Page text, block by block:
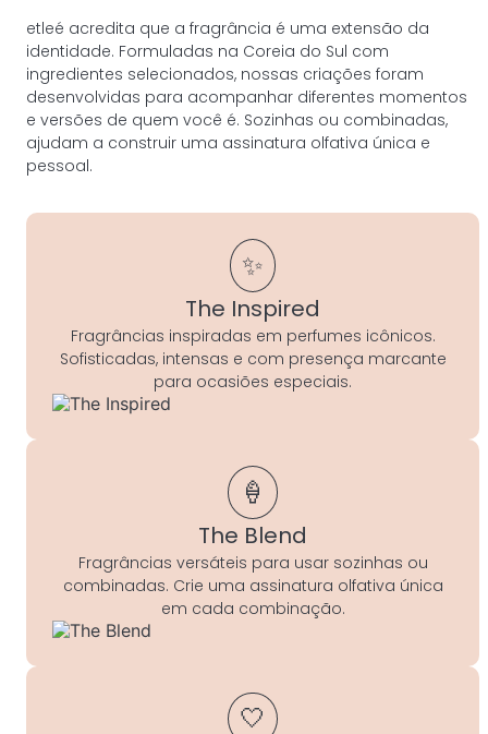
etleé acredita que a fragrância é uma extensão da
identidade. Formuladas na Coreia do Sul com
ingredientes selecionados, nossas criações foram
desenvolvidas para acompanhar diferentes momentos
e versões de quem você é. Sozinhas ou combinadas,
ajudam a construir uma assinatura olfativa única e
pessoal.
✨
The Inspired
Fragrâncias inspiradas em perfumes icônicos.
Sofisticadas, intensas e com presença marcante
para ocasiões especiais.
🍦
The Blend
Fragrâncias versáteis para usar sozinhas ou
combinadas. Crie uma assinatura olfativa única
em cada combinação.
🤍